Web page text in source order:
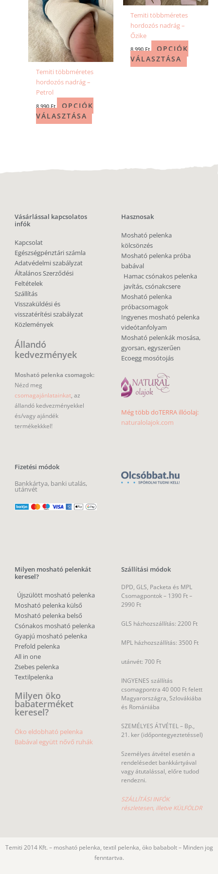
Temiti többméretes
hordozós nadrág –
Petrol
8 990 Ft
OPCIÓK
VÁLASZTÁSA
Temiti többméretes
hordozós nadrág –
Őzike
8 990Ft
OPCIÓK
VÁLASZTÁSA
Vásárlással kapcsolatos
infók
Kapcsolat
Egészségpénztári számla
Adatvédelmi szabályzat
Általános Szerződési
Feltételek
Szállítás
Visszaküldési és
visszatérítési szabályzat
Közlemények
Állandó
kedvezmények
Mosható pelenka csomagok:
Nézd meg
csomagajánlatainkat, az
állandó kedvezményekkel
és/vagy ajándék
termékekkkel!
Fizetési módok
Bankkártya, banki utalás,
utánvét
Hasznosak
Mosható pelenka
kölcsönzés
Mosható pelenka próba
babával
Hamac csónakos pelenka
javítás, csónakcsere
Mosható pelenka
próbacsomagok
Ingyenes mosható pelenka
videótanfolyam
Mosható pelenkák mosása,
gyorsan, egyszerűen
Ecoegg mosótojás
Még több doTERRA illóolaj:
naturalolajok.com
Milyen mosható pelenkát
keresel?
Újszülött mosható pelenka
Mosható pelenka külső
Mosható pelenka belső
Csónakos mosható pelenka
Gyapjú mosható pelenka
Prefold pelenka
All in one
Zsebes pelenka
Textilpelenka
Milyen öko
babaterméket
keresel?
Öko eldobható pelenka
Babával együtt nővő ruhák
Szállítási módok
DPD, GLS, Packeta és MPL
Csomagpontok – 1390 Ft –
2990 Ft
GLS házhozszállítás: 2200 Ft
MPL házhozszállítás: 3500 Ft
utánvét: 700 Ft
INGYENES szállítás
csomagpontra 40 000 Ft felett
Magyarországra, Szlovákiába
és Romániába
SZEMÉLYES ÁTVÉTEL – Bp.,
21. ker (időpontegyeztetéssel)
Személyes átvétel esetén a
rendelésedet bankkártyával
vagy átutalással, előre tudod
rendezni.
SZÁLLÍTÁSI INFÓK
részletesen, illetve KÜLFÖLDR
Temiti 2014 Kft. – mosható pelenka, textil pelenka, öko bababolt – Minden jog
fenntartva.